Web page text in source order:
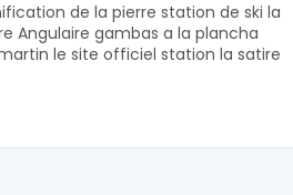
de la pierre station de ski la
Angulaire gambas a la plancha
le site officiel station la satire